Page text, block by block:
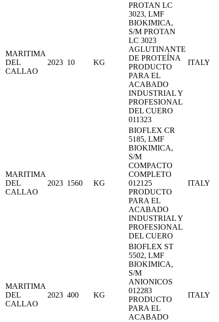
MARITIMA
DEL
CALLAO
2023 10 KG
PROTAN LC
3023, LMF
BIOKIMICA,
S/M PROTAN
LC 3023
AGLUTINANTE
DE PROTEÍNA
PRODUCTO
PARA EL
ACABADO
INDUSTRIAL Y
PROFESIONAL
DEL CUERO
011323
ITALY
MARITIMA
DEL
CALLAO
2023 1560 KG
BIOFLEX CR
5185, LMF
BIOKIMICA,
S/M
COMPACTO
COMPLETO
012125
PRODUCTO
PARA EL
ACABADO
INDUSTRIAL Y
PROFESIONAL
DEL CUERO
ITALY
MARITIMA
DEL
CALLAO
2023 400 KG
BIOFLEX ST
5502, LMF
BIOKIMICA,
S/M
ANIONICOS
012283
PRODUCTO
PARA EL
ACABADO
ITALY